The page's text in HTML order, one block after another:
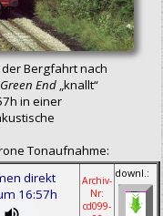
Bergfahrt nach
Green End„knallt“
in einer
Tonaufnahme:
direkt
16:57h
Archiv-
Nr:
cd099-
downl.: